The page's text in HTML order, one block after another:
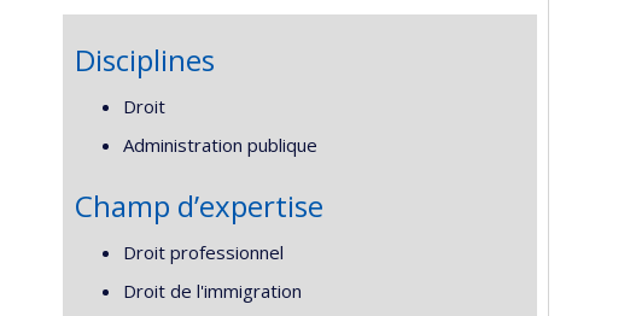
Disciplines
Droit
Administration publique
Champ d’expertise
Droit professionnel
Droit de l'immigration